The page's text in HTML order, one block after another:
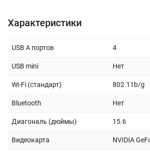
Характеристики
USB A портов 4
USB mini Нет
Wi-Fi (стандарт) 802.11b/g
Bluetooth Нет
Диагональ (дюймы) 15.6
Видеокарта NVIDIA